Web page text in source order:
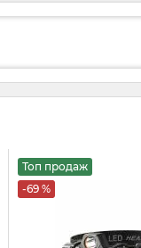
Топ продаж
-69 %